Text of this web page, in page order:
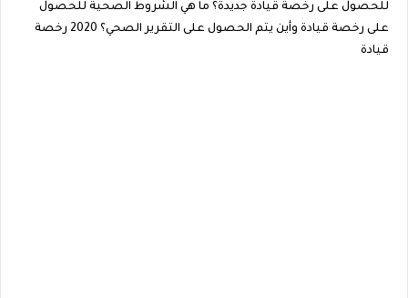
للحصول على رخصة قيادة جديدة؟ ما هي الشروط الصحية للحصول
على رخصة قيادة وأين يتم الحصول على التقرير الصحي؟ 2020 رخصة
قيادة